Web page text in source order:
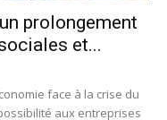
prolongement
et...
face à la crise du
aux entreprises